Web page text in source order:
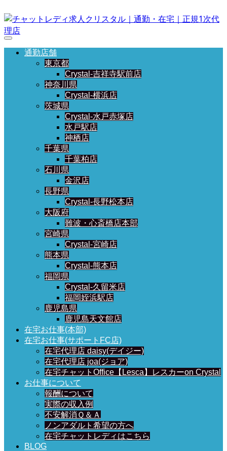
通勤店舗
東京都
Crystal-吉祥寺駅前店
神奈川県
Crystal-横浜店
茨城県
Crystal-水戸赤塚店
水戸駅店
神栖店
千葉県
千葉柏店
石川県
金沢店
長野県
Crystal-長野松本店
大阪府
難波・心斎橋店本部
宮崎県
Crystal-宮崎店
熊本県
Crystal-熊本店
福岡県
Crystal-久留米店
福岡姪浜駅店
鹿児島県
鹿児島天文館店
在宅お仕事(本部)
在宅お仕事(サポートFC店)
在宅代理店 daisy(デイジー)
在宅代理店 joa(ジョア)
在宅チャットOffice【Lesca】レスカーon Crystal
お仕事について
報酬について
実際の収入例
不安解消Ｑ＆Ａ
ノンアダルト希望の方へ
在宅チャットレディはこちら
BLOG